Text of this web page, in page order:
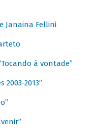
Janaina Fellini
à vontade”
2003-2013”